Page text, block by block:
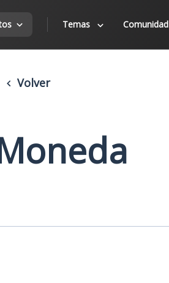
Temas Comunidad
Volver